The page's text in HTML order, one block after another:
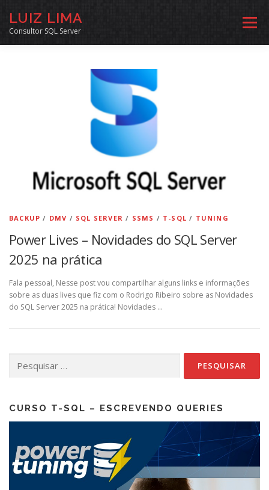
LUIZ LIMA
Consultor SQL Server
Menu
CURSOS
ARQUIVO LINKS COMUNIDADE
CONTATO
BACKUP / DMV / SQL SERVER / SSMS / T-SQL / TUNING
Power Lives – Novidades do SQL Server
2025 na prática
Fala pessoal, Nesse post vou compartilhar alguns links e informações
sobre as duas lives que fiz com o Rodrigo Ribeiro sobre as Novidades
do SQL Server 2025 na prática! Novidades …
por:
CURSO T-SQL – ESCREVENDO QUERIES